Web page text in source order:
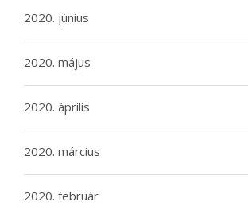
2020. június
2020. május
2020. április
2020. március
2020. február